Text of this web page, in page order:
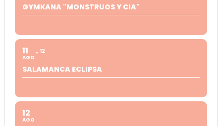
GYMKANA "MONSTRUOS Y CIA"
11
AGO
12
SALAMANCA ECLIPSA
12
AGO